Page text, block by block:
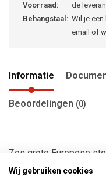
Voorraad:
de
Behangstaal: Wil je
email of
Informatie
Beoordelingen (0)
Zes grote Europese
Zes merkkarakters -elk
Wij gebruiken cookies